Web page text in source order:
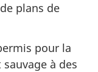
plans de
pour la
à des